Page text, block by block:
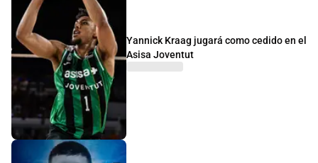
Yannick Kraag jugará como cedido en el
Asisa Joventut